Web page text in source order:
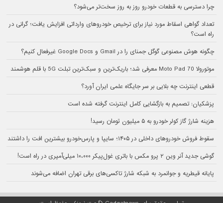
چرا دسترسی به قطعات خودرو روز به روز سخت‌تر می‌شود؟
تعداد گواهی اسقاط مورد نیاز برای ترخیص خودروهای وارداتی افزایش یافت؛ گرانی در
راه است؟
چگونه هوش مصنوعی گوگل جمنای را در Gmail و Google Docs غیرفعال کنیم؟
موتورولا Moto Pad 70 معرفی شد؛ باریک‌ترین و سبک‌ترین تبلت 5G با قلم هوشمند
قطعی اینترنت چه بلایی بر سر جایگاه علمی ایران آورد؟
پزشکیان: تصمیم به بازگشایی کامل اینترنت گرفته شده است
هزینه شارژ گاز کولر خودرو به ۵ میلیون تومان رسید!
سقوط فروش خودروهای داخلی در ۱۴۰۵؛ سایپا و پارس‌خودرو بیشترین افت را داشتند
گوشی جدید آنر وین ۲ پرو مکس با باتری غول‌پیکر ۱۰،۰۰۰ میلی‌آمپری در راه است!
پایانه قیطریه و جوانمرد به شبکه شارژ تاکسی‌های برقی تهران اضافه می‌شوند